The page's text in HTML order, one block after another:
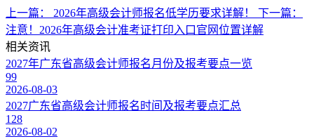
上一篇： 2026年高级会计师报名低学历要求详解！ 下一篇：
注意！2026年高级会计准考证打印入口官网位置详解
相关资讯
2027年广东省高级会计师报名月份及报考要点一览
99
2026-08-03
2027广东省高级会计师报名时间及报考要点汇总
128
2026-08-02